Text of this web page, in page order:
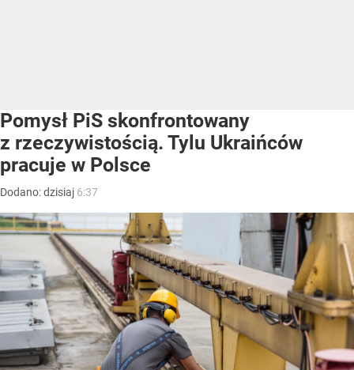
Pomysł PiS skonfrontowany
z rzeczywistością. Tylu Ukraińców
pracuje w Polsce
Dodano:dzisiaj 6:37